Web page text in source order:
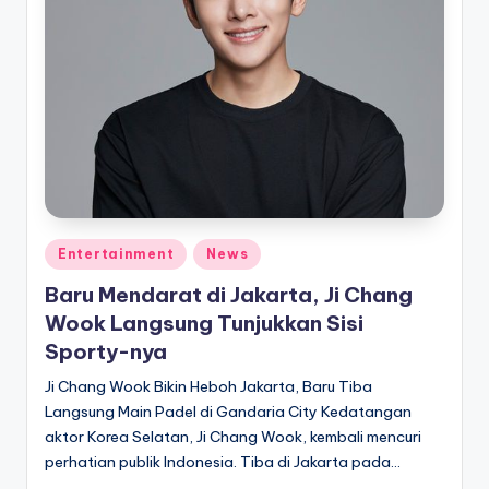
Posted
in
Entertainment News
Baru Mendarat di Jakarta, Ji Chang
Wook Langsung Tunjukkan Sisi
Sporty-nya
Ji Chang Wook Bikin Heboh Jakarta, Baru Tiba
Langsung Main Padel di Gandaria City Kedatangan
aktor Korea Selatan, Ji Chang Wook, kembali mencuri
perhatian publik Indonesia. Tiba di Jakarta pada…